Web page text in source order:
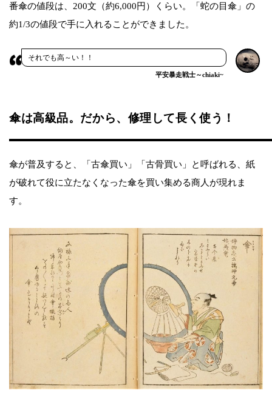
番傘の値段は、200文（約6,000円）くらい。「蛇の目傘」の
約1/3の値段で手に入れることができました。
それでも高～い！！
平安暴走戦士～chiaki~
傘は高級品。だから、修理して長く使う！
傘が普及すると、「古傘買い」「古骨買い」と呼ばれる、紙
が破れて役に立たなくなった傘を買い集める商人が現れま
す。